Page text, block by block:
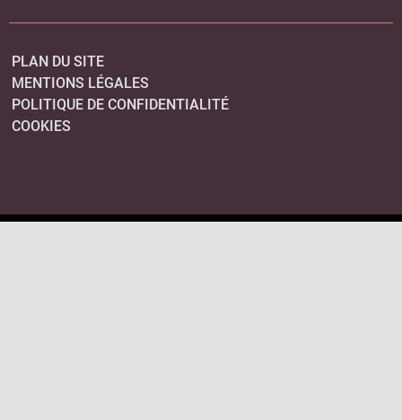
PLAN DU SITE
MENTIONS LÉGALES
POLITIQUE DE CONFIDENTIALITÉ
COOKIES